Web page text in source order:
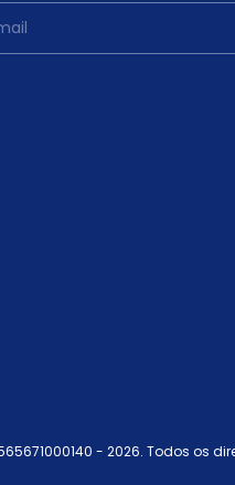
- 2026. Todos os